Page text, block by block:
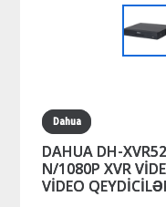
Dahua
DAHUA DH-
N/1080Р XVR
VİDEO